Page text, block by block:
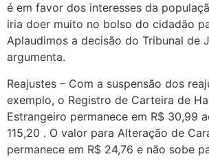
é em favor dos interesses da
iria doer muito no bolso do cidadão
Aplaudimos a decisão do Tribunal de
argumenta.
Reajustes – Com a suspensão dos
exemplo, o Registro de Carteira de
Estrangeiro permanece em R$ 30,99
115,20 . O valor para Alteração de
permanece em R$ 24,76 e não sobe